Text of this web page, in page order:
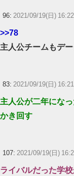
96: 2021/09/19(日)
>>78
主人公チームもデ
83: 2021/09/19(日)
主人公が二年にな
かき回す
107: 2021/09/19(日)
ライバルだった学